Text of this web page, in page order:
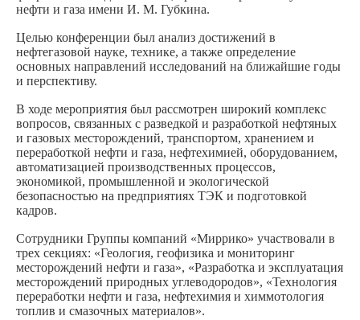
нефти и газа имени И. М. Губкина.
Целью конференции был анализ достижений в
нефтегазовой науке, технике, а также определение
основных направлений исследований на ближайшие годы
и перспективу.
В ходе мероприятия был рассмотрен широкий комплекс
вопросов, связанных с разведкой и разработкой нефтяных
и газовых месторождений, транспортом, хранением и
переработкой нефти и газа, нефтехимией, оборудованием,
автоматизацией производственных процессов,
экономикой, промышленной и экологической
безопасностью на предприятиях ТЭК и подготовкой
кадров.
Сотрудники Группы компаний «Миррико» участвовали в
трех секциях: «Геология, геофизика и мониторинг
месторождений нефти и газа», «Разработка и эксплуатация
месторождений природных углеводородов», «Технология
переработки нефти и газа, нефтехимия и химмотология
топлив и смазочных материалов».